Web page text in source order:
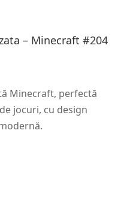
– Minecraft #204
Minecraft, perfectă
jocuri, cu design